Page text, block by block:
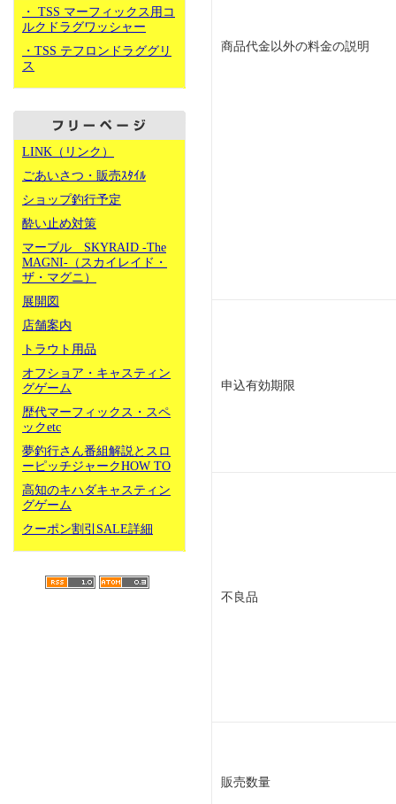
・ TSS マーフィックス用コ
ルクドラグワッシャー
・TSS テフロンドラググリ
ス
LINK（リンク）
ごあいさつ・販売ｽﾀｲﾙ
ショップ釣行予定
酔い止め対策
マーブル SKYRAID -The
MAGNI-（スカイレイド・
ザ・マグニ）
展開図
店舗案内
トラウト用品
オフショア・キャスティン
グゲーム
歴代マーフィックス・スペ
ックetc
夢釣行さん番組解説とスロ
ーピッチジャークHOW TO
高知のキハダキャスティン
グゲーム
クーポン割引SALE詳細
商品代金以外の料金の説明
申込有効期限
不良品
販売数量